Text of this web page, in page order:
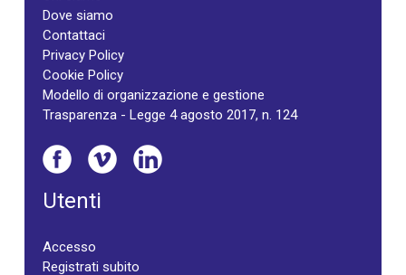
Dove siamo
Contattaci
Privacy Policy
Cookie Policy
Modello di organizzazione e gestione
Trasparenza - Legge 4 agosto 2017, n. 124
Utenti
Accesso
Registrati subito